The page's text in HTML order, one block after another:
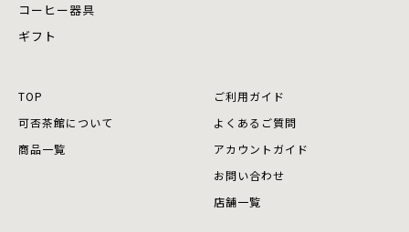
コーヒー器具
ギフト
TOP
可否茶館について
商品⼀覧
ご利用ガイド
よくあるご質問
アカウントガイド
お問い合わせ
店舗⼀覧